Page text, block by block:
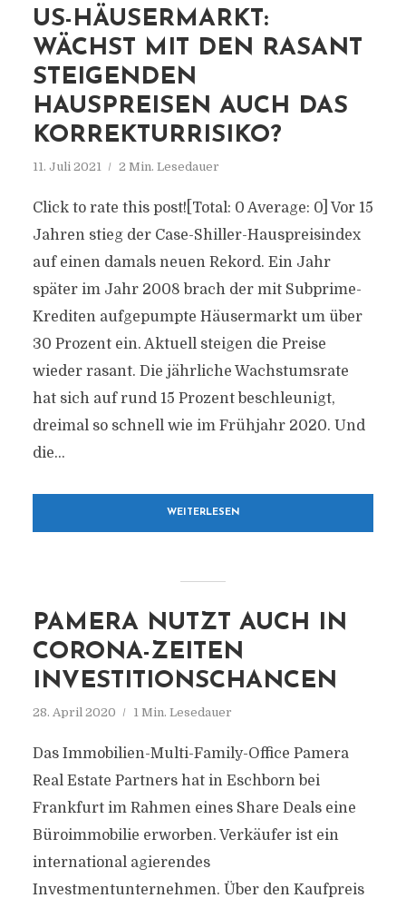
US-HÄUSERMARKT:
WÄCHST MIT DEN RASANT
STEIGENDEN
HAUSPREISEN AUCH DAS
KORREKTURRISIKO?
11. Juli 2021 2 Min. Lesedauer
Click to rate this post![Total: 0 Average: 0] Vor 15
Jahren stieg der Case-Shiller-Hauspreisindex
auf einen damals neuen Rekord. Ein Jahr
später im Jahr 2008 brach der mit Subprime-
Krediten aufgepumpte Häusermarkt um über
30 Prozent ein. Aktuell steigen die Preise
wieder rasant. Die jährliche Wachstumsrate
hat sich auf rund 15 Prozent beschleunigt,
dreimal so schnell wie im Frühjahr 2020. Und
die...
WEITERLESEN
PAMERA NUTZT AUCH IN
CORONA-ZEITEN
INVESTITIONSCHANCEN
28. April 2020 1 Min. Lesedauer
Das Immobilien-Multi-Family-Office Pamera
Real Estate Partners hat in Eschborn bei
Frankfurt im Rahmen eines Share Deals eine
Büroimmobilie erworben. Verkäufer ist ein
international agierendes
Investmentunternehmen. Über den Kaufpreis